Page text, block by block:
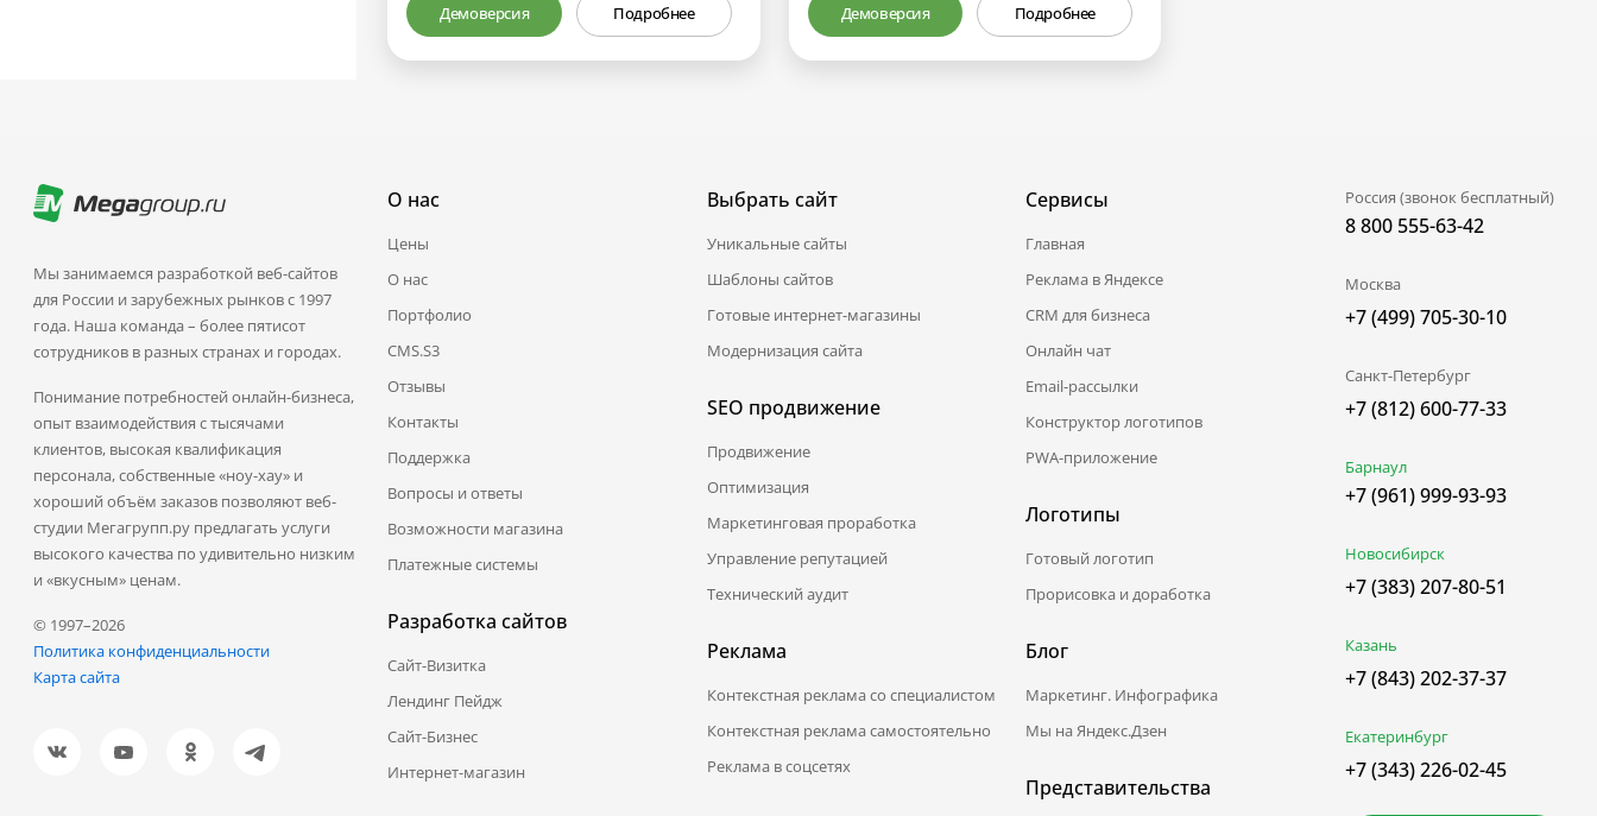
Демоверсия Подробнее Демоверсия Подробнее
Мы занимаемся разработкой веб-сайтов
для России и зарубежных рынков с 1997
года. Наша команда – более пятисот
сотрудников в разных странах и городах.
Понимание потребностей онлайн-бизнеса,
опыт взаимодействия с тысячами
клиентов, высокая квалификация
персонала, собственные «ноу-хау» и
хороший объём заказов позволяют веб-
студии Мегагрупп.ру предлагать услуги
высокого качества по удивительно низким
и «вкусным» ценам.
© 1997–2026
Политика конфиденциальности
Карта сайта
О нас
Цены
О нас
Портфолио
CMS.S3
Отзывы
Контакты
Поддержка
Вопросы и ответы
Возможности магазина
Платежные системы
Разработка сайтов
Сайт-Визитка
Лендинг Пейдж
Сайт-Бизнес
Интернет-магазин
Выбрать сайт
Уникальные сайты
Шаблоны сайтов
Готовые интернет-магазины
Модернизация сайта
SEO продвижение
Продвижение
Оптимизация
Маркетинговая проработка
Управление репутацией
Технический аудит
Реклама
Контекстная реклама со специалистом
Контекстная реклама самостоятельно
Реклама в соцсетях
Сервисы
Главная
Реклама в Яндексе
CRM для бизнеса
Онлайн чат
Email-рассылки
Конструктор логотипов
PWA-приложение
Логотипы
Готовый логотип
Прорисовка и доработка
Блог
Маркетинг. Инфографика
Мы на Яндекс.Дзен
Представительства
Россия (звонок бесплатный)
8 800 555-63-42
Москва
+7 (499) 705-30-10
Санкт-Петербург
+7 (812) 600-77-33
Барнаул
+7 (961) 999-93-93
Новосибирск
+7 (383) 207-80-51
Казань
+7 (843) 202-37-37
Екатеринбург
+7 (343) 226-02-45